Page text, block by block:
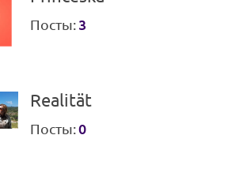
Посты: 3
Realität
Посты:0